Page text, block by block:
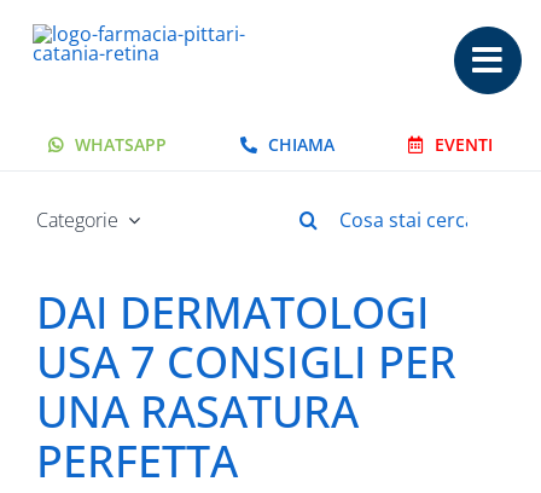
WHATSAPP CHIAMA EVENTI
Categorie
Cerca
DAI DERMATOLOGI
USA 7 CONSIGLI PER
UNA RASATURA
PERFETTA